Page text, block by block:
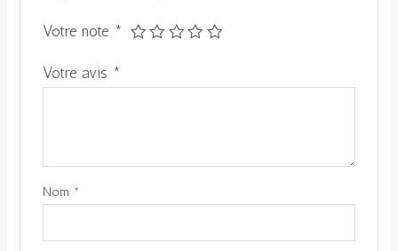
Votre note *
Votre avis *
Nom *